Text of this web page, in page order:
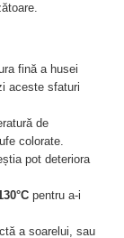
fină a husei
aceste sfaturi
de
colorate.
pot deteriora
pentru a-i
a soarelui, sau